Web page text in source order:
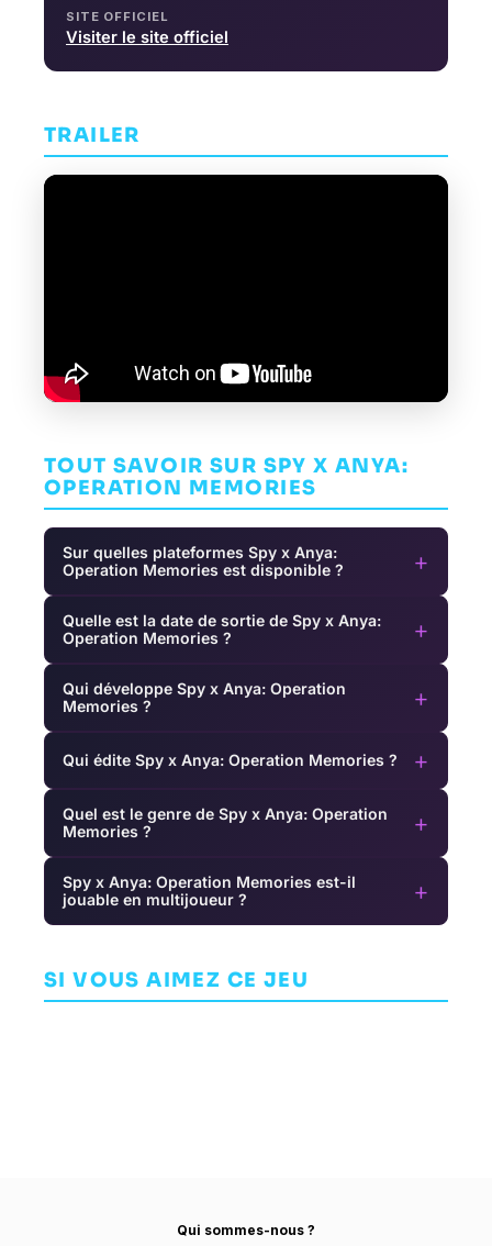
SITE OFFICIEL
Visiter le site officiel
TRAILER
TOUT SAVOIR SUR SPY X ANYA:
OPERATION MEMORIES
Sur quelles plateformes Spy x Anya:
Operation Memories est disponible ?
+
Quelle est la date de sortie de Spy x Anya:
Operation Memories ?
+
Qui développe Spy x Anya: Operation
Memories ?
+
Qui édite Spy x Anya: Operation Memories ? +
Quel est le genre de Spy x Anya: Operation
Memories ?
+
Spy x Anya: Operation Memories est-il
jouable en multijoueur ?
+
SI VOUS AIMEZ CE JEU
AVENTURE
Tomb Raider
EMERALD CITY
Qui sommes-nous ?